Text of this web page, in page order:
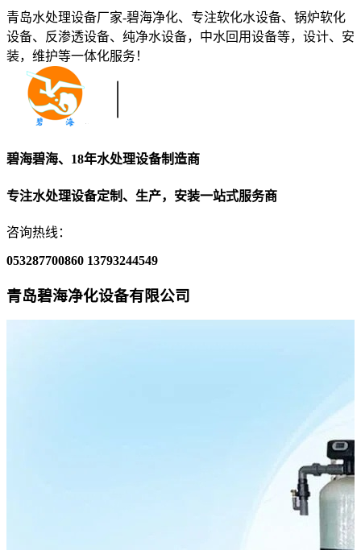
青岛水处理设备厂家-碧海净化、专注软化水设备、锅炉软化
设备、反渗透设备、纯净水设备，中水回用设备等，设计、安
装，维护等一体化服务！
碧海碧海、18年水处理设备制造商
专注水处理设备定制、生产，安装一站式服务商
咨询热线：
053287700860 13793244549
青岛碧海净化设备有限公司